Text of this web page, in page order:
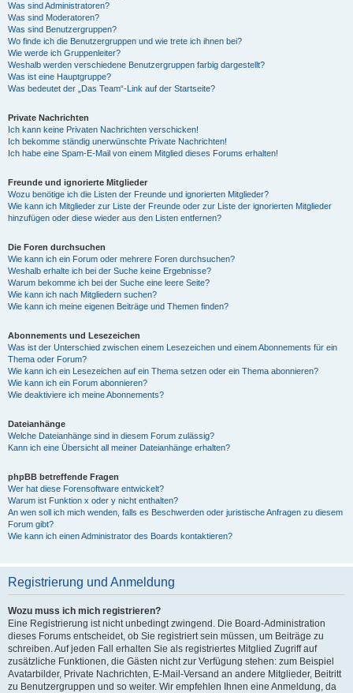
Was sind Administratoren?
Was sind Moderatoren?
Was sind Benutzergruppen?
Wo finde ich die Benutzergruppen und wie trete ich ihnen bei?
Wie werde ich Gruppenleiter?
Weshalb werden verschiedene Benutzergruppen farbig dargestellt?
Was ist eine Hauptgruppe?
Was bedeutet der „Das Team“-Link auf der Startseite?
Private Nachrichten
Ich kann keine Privaten Nachrichten verschicken!
Ich bekomme ständig unerwünschte Private Nachrichten!
Ich habe eine Spam-E-Mail von einem Mitglied dieses Forums erhalten!
Freunde und ignorierte Mitglieder
Wozu benötige ich die Listen der Freunde und ignorierten Mitglieder?
Wie kann ich Mitglieder zur Liste der Freunde oder zur Liste der ignorierten Mitglieder
hinzufügen oder diese wieder aus den Listen entfernen?
Die Foren durchsuchen
Wie kann ich ein Forum oder mehrere Foren durchsuchen?
Weshalb erhalte ich bei der Suche keine Ergebnisse?
Warum bekomme ich bei der Suche eine leere Seite?
Wie kann ich nach Mitgliedern suchen?
Wie kann ich meine eigenen Beiträge und Themen finden?
Abonnements und Lesezeichen
Was ist der Unterschied zwischen einem Lesezeichen und einem Abonnements für ein
Thema oder Forum?
Wie kann ich ein Lesezeichen auf ein Thema setzen oder ein Thema abonnieren?
Wie kann ich ein Forum abonnieren?
Wie deaktiviere ich meine Abonnements?
Dateianhänge
Welche Dateianhänge sind in diesem Forum zulässig?
Kann ich eine Übersicht all meiner Dateianhänge erhalten?
phpBB betreffende Fragen
Wer hat diese Forensoftware entwickelt?
Warum ist Funktion x oder y nicht enthalten?
An wen soll ich mich wenden, falls es Beschwerden oder juristische Anfragen zu diesem
Forum gibt?
Wie kann ich einen Administrator des Boards kontaktieren?
Registrierung und Anmeldung
Wozu muss ich mich registrieren?
Eine Registrierung ist nicht unbedingt zwingend. Die Board-Administration
dieses Forums entscheidet, ob Sie registriert sein müssen, um Beiträge zu
schreiben. Auf jeden Fall erhalten Sie als registriertes Mitglied Zugriff auf
zusätzliche Funktionen, die Gästen nicht zur Verfügung stehen: zum Beispiel
Avatarbilder, Private Nachrichten, E-Mail-Versand an andere Mitglieder, Beitritt
zu Benutzergruppen und so weiter. Wir empfehlen Ihnen eine Anmeldung, da